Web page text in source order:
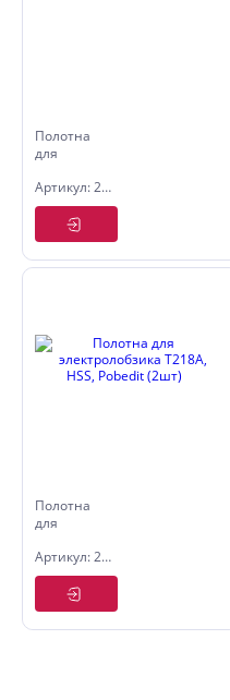
Полотна
для
T101BRF,
BIM,
Pobedit
(2шт)
Артикул: 2500272
Полотна
для
T218A,
HSS,
Pobedit
(2шт)
Артикул: 2500151